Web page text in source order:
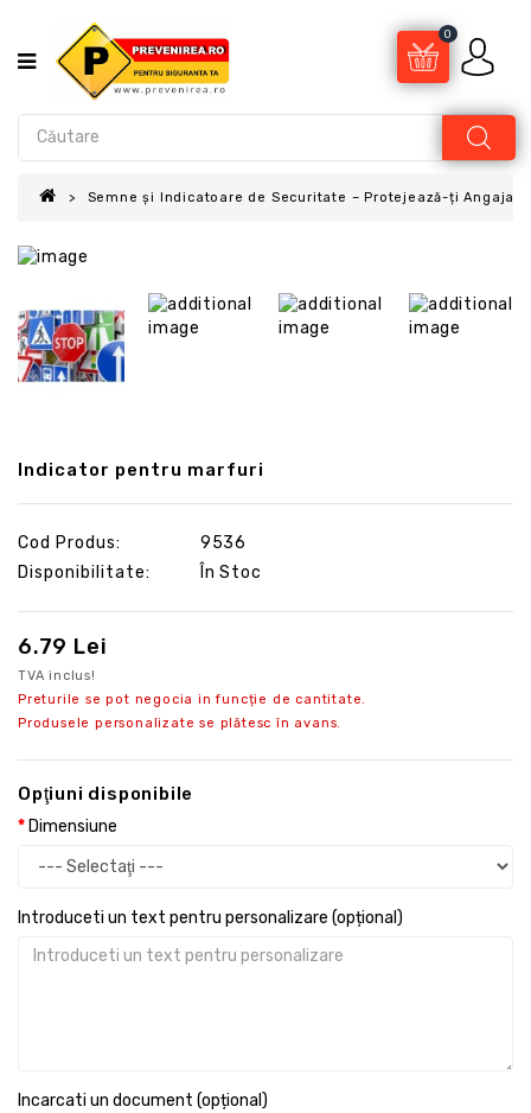
0
Semne și Indicatoare de Securitate – Protejează-ți
Indicator pentru marfuri
Cod Produs:
9536
Disponibilitate:
În Stoc
6.79 Lei
TVA inclus!
Preturile se pot negocia in funcție de cantitate.
Produsele personalizate se plătesc în avans.
Opţiuni disponibile
Dimensiune
Introduceti un text pentru personalizare (opțional)
Incarcati un document (opțional)